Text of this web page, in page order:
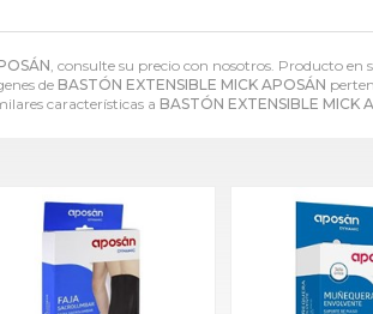
, consulte su precio con nosotros. Producto en
de BASTÓN EXTENSIBLE MICK APOSÁN
características a BASTÓN EXTENSIBLE MICK